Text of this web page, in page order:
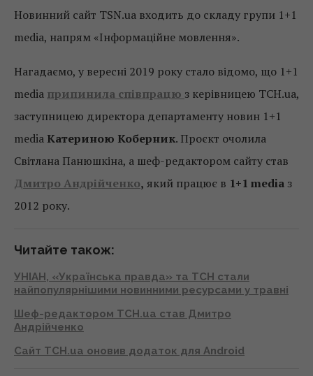
Новинний сайт TSN.ua входить до складу групи 1+1
media, напрям «Інформаційне мовлення».
Нагадаємо, у вересні 2019 року стало відомо, що 1+1
media припинила співпрацю з керівницею ТСН.ua,
заступницею директора департаменту новин 1+1
media Катериною Коберник. Проєкт очолила
Світлана Панюшкіна, а шеф-редактором сайту став
Дмитро Андрійченко, який працює в 1+1 media з
2012 року.
Читайте також:
УНІАН, «Українська правда» та ТСН стали
найпопулярнішими новинними ресурсами у травні
Шеф-редактором ТСН.ua став Дмитро
Андрійченко
Сайт ТСН.ua оновив додаток для Android